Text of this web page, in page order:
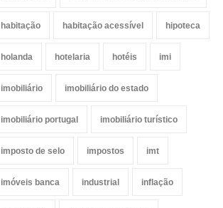
habitação habitação acessível hipoteca
holanda hotelaria hotéis imi
imobiliário imobiliário do estado
imobiliário portugal imobiliário turístico
imposto de selo impostos imt
imóveis banca industrial inflação